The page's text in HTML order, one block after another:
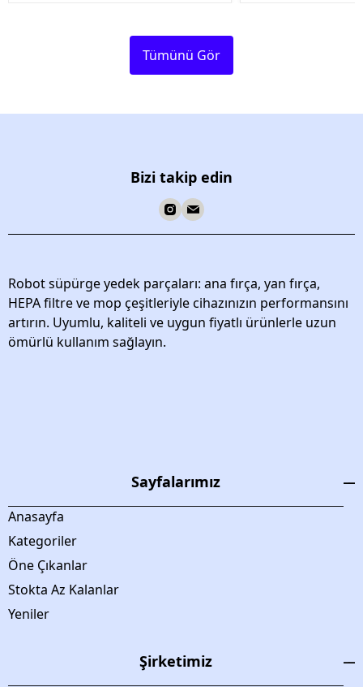
Tümünü Gör
Bizi takip edin
Robot süpürge yedek parçaları: ana fırça, yan fırça,
HEPA filtre ve mop çeşitleriyle cihazınızın performansını
artırın. Uyumlu, kaliteli ve uygun fiyatlı ürünlerle uzun
ömürlü kullanım sağlayın.
Sayfalarımız
Anasayfa
Kategoriler
Öne Çıkanlar
Stokta Az Kalanlar
Yeniler
Şirketimiz